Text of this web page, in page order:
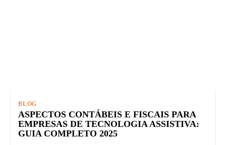
BLOG
ASPECTOS CONTÁBEIS E FISCAIS PARA
EMPRESAS DE TECNOLOGIA ASSISTIVA:
GUIA COMPLETO 2025